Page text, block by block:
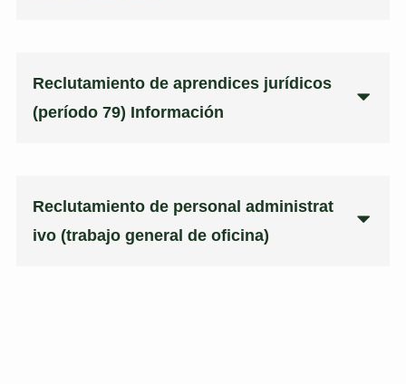
Reclutamiento de aprendices jurídicos
(período 79) Información
Reclutamiento de personal administrat
ivo (trabajo general de oficina)